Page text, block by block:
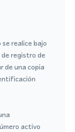
realice bajo
registro de
de una copia
activo